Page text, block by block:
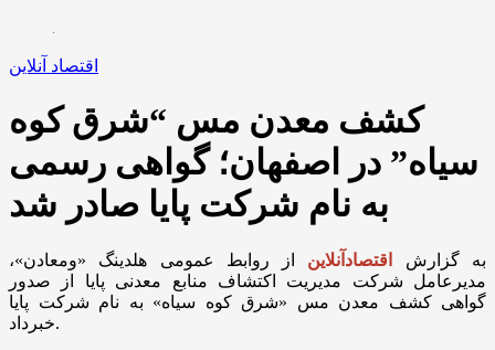
اقتصاد آنلاین
کشف معدن مس “شرق کوه
سیاه” در اصفهان؛ گواهی رسمی
به نام شرکت پایا صادر شد
به گزارش اقتصادآنلاین از روابط عمومی هلدینگ «ومعادن»،
مدیرعامل شرکت مدیریت اکتشاف منابع معدنی پایا از صدور
گواهی کشف معدن مس «شرق کوه سیاه» به نام شرکت پایا
خبرداد.